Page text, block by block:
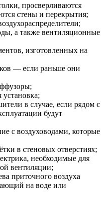
просверливаются
стены и перекрытия;
а также вентиляционные
изготовленных на
— если раньше они
установка;
в случае, если рядом с
будут
с воздуховодами, которые
в стеновых отверстиях;
необходимые для
вентиляции;
приточного воздуха
на воде или